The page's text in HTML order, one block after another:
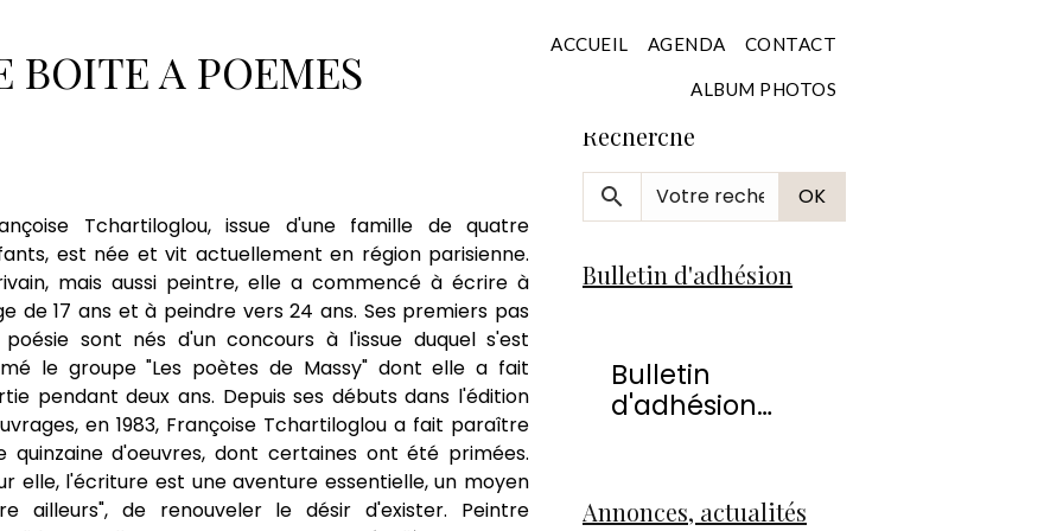
BOITE A POEMES ACCUEIL AGENDA CONTACT
ALBUM PHOTOS
Tchartiloglou, issue d'une famille de quatre
est née et vit actuellement en région parisienne.
mais aussi peintre, elle a commencé à écrire à
de 17 ans et à peindre vers 24 ans. Ses premiers pas
sont nés d'un concours à l'issue duquel s'est
le groupe "Les poètes de Massy" dont elle a fait
pendant deux ans. Depuis ses débuts dans l'édition
en 1983, Françoise Tchartiloglou a fait paraître
quinzaine d'oeuvres, dont certaines ont été primées.
elle, l'écriture est une aventure essentielle, un moyen
ailleurs", de renouveler le désir d'exister. Peintre
Recherche
OK
Bulletin d'adhésion
Bulletin
d'adhésion
Annonces, actualités